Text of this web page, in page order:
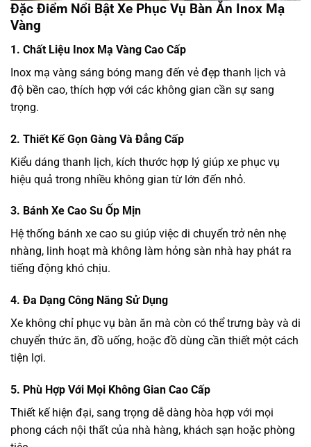
Đặc Điểm Nổi Bật Xe Phục Vụ Bàn Ăn Inox Mạ
Vàng
1. Chất Liệu Inox Mạ Vàng Cao Cấp
Inox mạ vàng sáng bóng mang đến vẻ đẹp thanh lịch và
độ bền cao, thích hợp với các không gian cần sự sang
trọng.
2. Thiết Kế Gọn Gàng Và Đẳng Cấp
Kiểu dáng thanh lịch, kích thước hợp lý giúp xe phục vụ
hiệu quả trong nhiều không gian từ lớn đến nhỏ.
3. Bánh Xe Cao Su Ốp Mịn
Hệ thống bánh xe cao su giúp việc di chuyển trở nên nhẹ
nhàng, linh hoạt mà không làm hỏng sàn nhà hay phát ra
tiếng động khó chịu.
4. Đa Dạng Công Năng Sử Dụng
Xe không chỉ phục vụ bàn ăn mà còn có thể trưng bày và di
chuyển thức ăn, đồ uống, hoặc đồ dùng cần thiết một cách
tiện lợi.
5. Phù Hợp Với Mọi Không Gian Cao Cấp
Thiết kế hiện đại, sang trọng dễ dàng hòa hợp với mọi
phong cách nội thất của nhà hàng, khách sạn hoặc phòng